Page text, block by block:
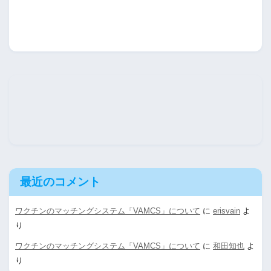
最近のコメント
ワクチンのマッチングシステム「VAMCS」について に erisvain よ
り
ワクチンのマッチングシステム「VAMCS」について に 和田知也 よ
り